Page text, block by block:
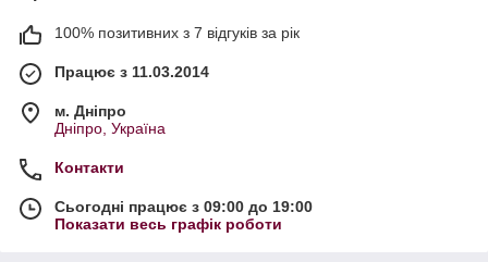
100% позитивних з 7 відгуків за рік
Працює з 11.03.2014
м. Дніпро
Дніпро, Україна
Контакти
Сьогодні працює з 09:00 до 19:00
Показати весь графік роботи